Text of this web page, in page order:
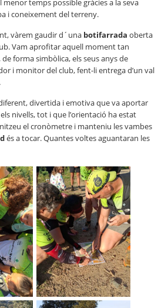
temps possible gràcies a la seva
i coneixement del terreny.
vàrem gaudir d´una botifarrada oberta
Vam aprofitar aquell moment tan
de forma simbòlica, els seus anys de
i monitor del club, fent-li entrega d’un val
divertida i emotiva que va aportar
nivells, tot i que l’orientació ha estat
el cronòmetre i manteniu les vambes
és a tocar. Quantes voltes aguantaran les